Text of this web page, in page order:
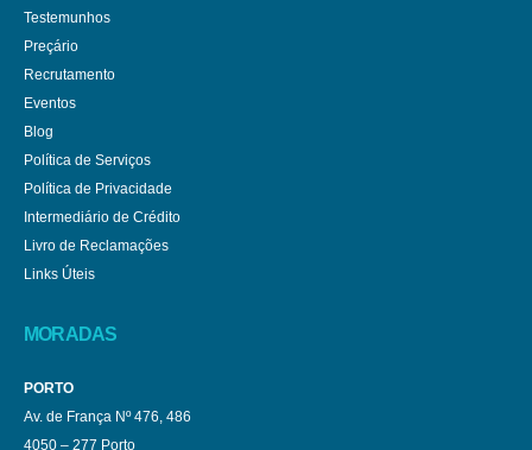
Testemunhos
Preçário
Recrutamento
Eventos
Blog
Política de Serviços
Política de Privacidade
Intermediário de Crédito
Livro de Reclamações
Links Úteis
MORADAS
PORTO
Av. de França Nº 476, 486
4050 – 277 Porto